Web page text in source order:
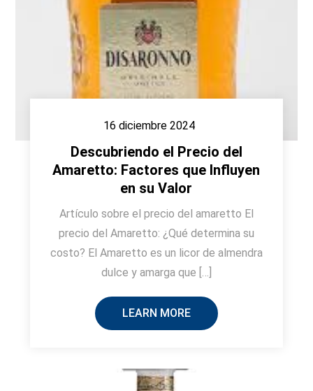
16 diciembre 2024
Descubriendo el Precio del
Amaretto: Factores que Influyen
en su Valor
Artículo sobre el precio del amaretto El
precio del Amaretto: ¿Qué determina su
costo? El Amaretto es un licor de almendra
dulce y amarga que […]
LEARN MORE